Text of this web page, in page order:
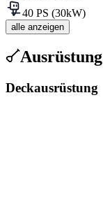
40 PS (30kW)
alle anzeigen
Ausrüstung
Deckausrüstung